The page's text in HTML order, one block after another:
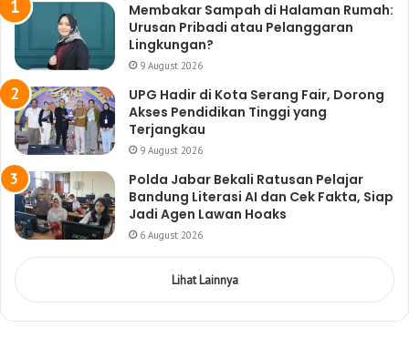
Membakar Sampah di Halaman Rumah:
Urusan Pribadi atau Pelanggaran
Lingkungan?
9 August 2026
UPG Hadir di Kota Serang Fair, Dorong
Akses Pendidikan Tinggi yang
Terjangkau
9 August 2026
Polda Jabar Bekali Ratusan Pelajar
Bandung Literasi AI dan Cek Fakta, Siap
Jadi Agen Lawan Hoaks
6 August 2026
Lihat Lainnya